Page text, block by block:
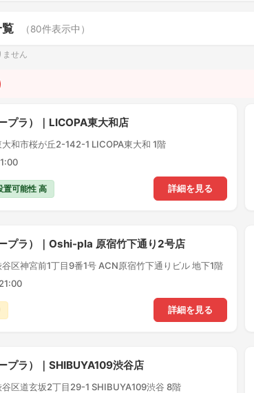
（80件表示中）
ません
プラ）｜LICOPA東大和店
和市桜が丘2-142-1 LICOPA東大和 1階
詳細を見る
置可能性 高
プラ）｜Oshi-pla 原宿竹下通り2号店
区神宮前1丁目9番1号 ACN原宿竹下通りビル 地下1階
詳細を見る
プラ）｜SHIBUYA109渋谷店
谷区道玄坂2丁目29-1 SHIBUYA109渋谷 8階